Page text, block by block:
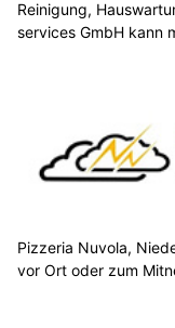
Reinigung,
services GmbH kann
Pizzeria Nuvola,
vor Ort oder zum